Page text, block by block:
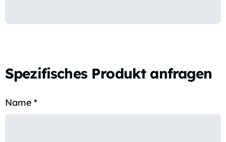
Spezifisches Produkt anfragen
Name *